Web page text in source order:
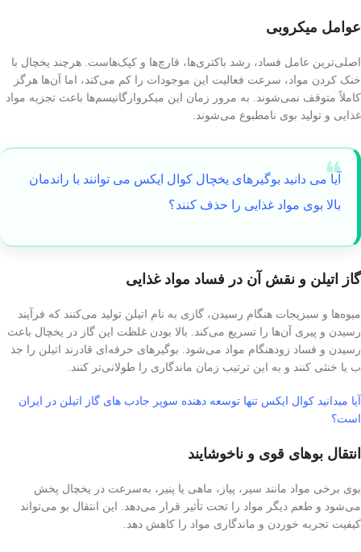
عوامل میکروبی
اصلی‌ترین عامل فساد، رشد باکتری‌ها، قارچ‌ها و کپک‌هاست. هرچند یخچال با
خنک کردن مواد، سرعت فعالیت این موجودات را کم می‌کند، اما آن‌ها هرگز
کاملاً متوقف نمی‌شوند. به مرور زمان این میکروارگانیسم‌ها باعث تجزیه مواد
غذایی و تولید بوی نامطبوع می‌شوند.
آیا می دانید بوگیرهای یخچال کوال ایکس می توانند با راندمان
بالا بوی مواد غذایی را حذف کنند؟
گاز اتیلن و نقش آن در فساد مواد غذایی
میوه‌ها و سبزیجات هنگام رسیدن، گازی به نام اتیلن تولید می‌کنند که فرآیند
رسیدن و پیری آن‌ها را تسریع می‌کند. بالا بودن غلظت این گاز در یخچال باعث
رسیدن و فساد زودهنگام مواد می‌شود. بوگیرهای حرفه‌ای قادرند اتیلن را جذ
ب یا خنثی کنند و به این ترتیب زمان ماندگاری را طولانی‌تر کنند.
آیا میدانید کوال ایکس تنها توسعه دهنده سوپر جادب های گاز اتیلن در ایران
است؟
انتقال بوهای قوی و ناخوشایند
بوی برخی مواد مانند سیر، پیاز، ماهی یا پنیر، به‌سرعت در یخچال پخش
می‌شود و طعم دیگر مواد را تحت تأثیر قرار می‌دهد. این انتقال بو می‌تواند
کیفیت تجربه خوردن و ماندگاری مواد را کاهش دهد.